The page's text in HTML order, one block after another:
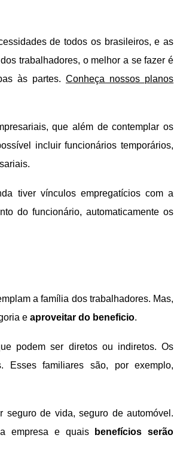
de todos os brasileiros, e as
trabalhadores, o melhor a se fazer é
às partes. Conheça nossos planos
que além de contemplar os
incluir funcionários temporários,
tiver vínculos empregatícios com a
do funcionário, automaticamente os
a família dos trabalhadores. Mas,
e aproveitar do beneficio.
podem ser diretos ou indiretos. Os
Esses familiares são, por exemplo,
de vida, seguro de automóvel.
empresa e quais
benefícios serão